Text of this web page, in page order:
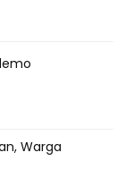
Warga